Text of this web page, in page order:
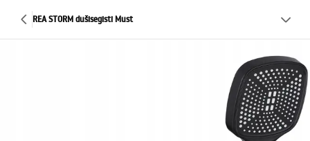
REA STORM dušisegisti Must